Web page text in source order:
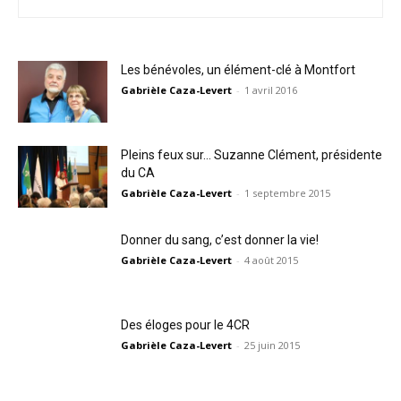
Les bénévoles, un élément-clé à Montfort
Gabrièle Caza-Levert - 1 avril 2016
Pleins feux sur… Suzanne Clément, présidente
du CA
Gabrièle Caza-Levert - 1 septembre 2015
Donner du sang, c’est donner la vie!
Gabrièle Caza-Levert - 4 août 2015
Des éloges pour le 4CR
Gabrièle Caza-Levert - 25 juin 2015